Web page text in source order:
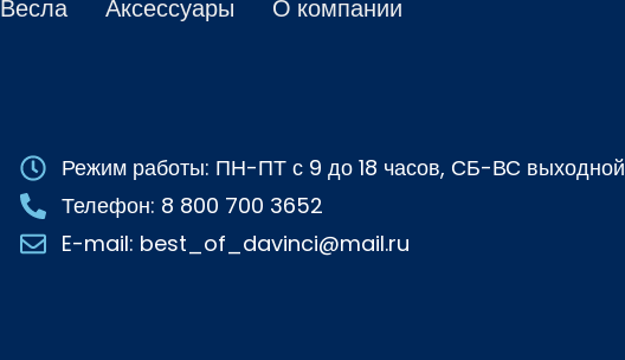
Весла
Аксессуары О компании
Режим работы: ПН-ПТ с 9 до 18 часов, СБ-ВС выходной
Телефон: 8 800 700 3652
E-mail: best_of_davinci@mail.ru